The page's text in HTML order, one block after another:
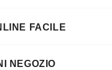
FACILE
NEGOZIO